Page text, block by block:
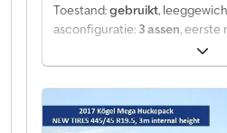
Toestand:gebruikt,
asconfiguratie: 3 assen ,
, soort
Leeggewicht: 6950 kg. Op
overzicht van alle beschikbare
financiering nodig? Wij bieden
financieringsoplossingen,